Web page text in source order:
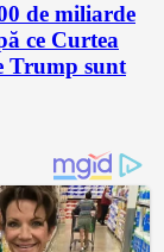
de miliarde
ce Curtea
Trump sunt